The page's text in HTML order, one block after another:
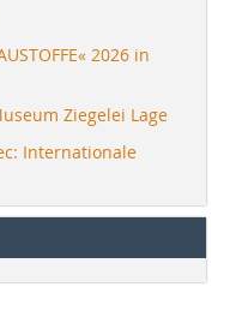
2026 in
Ziegelei Lage
Internationale